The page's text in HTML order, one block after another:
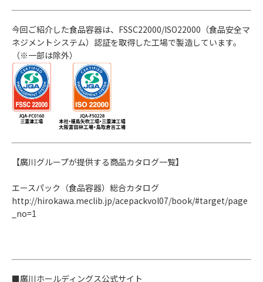
今回ご紹介した食品容器は、FSSC22000/ISO22000（食品安全マ
ネジメントシステム）認証を取得した工場で製造しています。
（※一部は除外）
【廣川グループが提供する商品カタログ一覧】
エースパック（食品容器）総合カタログ
http://hirokawa.meclib.jp/acepackvol07/book/#target/page
_no=1
■廣川ホールディングス公式サイト